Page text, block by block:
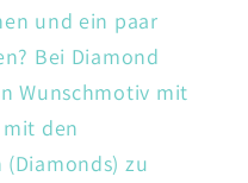
und ein paar
Bei Diamond
Wunschmotiv mit
den
zu